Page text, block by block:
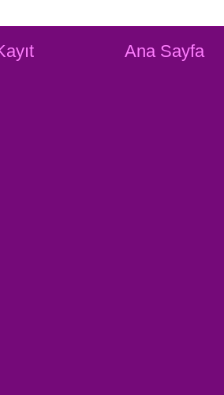
Ana Sayfa